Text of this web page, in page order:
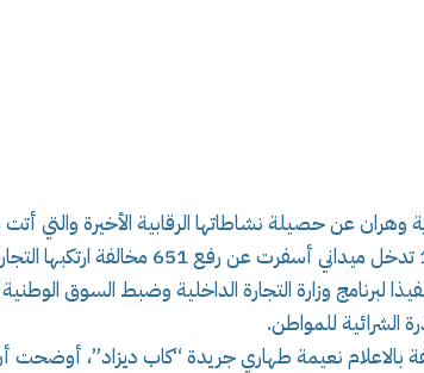
وهران عن حصيلة نشاطاتها الرقابية الأخيرة والتي
لبرنامج وزارة التجارة الداخلية وضبط السوق
الشرائية للمواطن.
بالاعلام نعيمة طهاري جريدة “كاب ديزاد”، أوضحت